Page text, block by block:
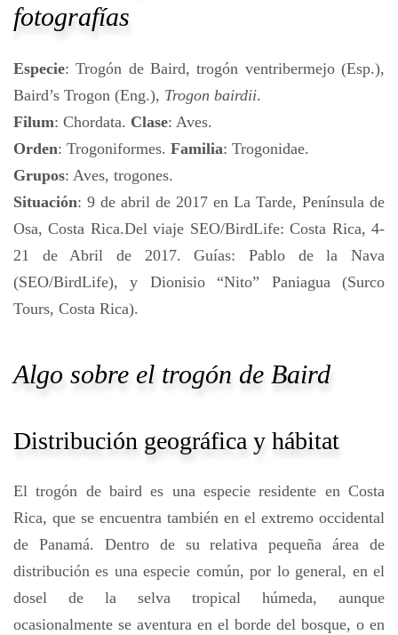
fotografías
Especie: Trogón de Baird, trogón ventribermejo (Esp.),
Baird’s Trogon (Eng.), Trogon bairdii.
Filum: Chordata. Clase: Aves.
Orden: Trogoniformes. Familia: Trogonidae.
Grupos: Aves, trogones.
Situación: 9 de abril de 2017 en La Tarde, Península de
Osa, Costa Rica.Del viaje SEO/BirdLife: Costa Rica, 4-
21 de Abril de 2017. Guías: Pablo de la Nava
(SEO/BirdLife), y Dionisio “Nito” Paniagua (Surco
Tours, Costa Rica).
Algo sobre el trogón de Baird
Distribución geográfica y hábitat
El trogón de baird es una especie residente en Costa
Rica, que se encuentra también en el extremo occidental
de Panamá. Dentro de su relativa pequeña área de
distribución es una especie común, por lo general, en el
dosel de la selva tropical húmeda, aunque
ocasionalmente se aventura en el borde del bosque, o en